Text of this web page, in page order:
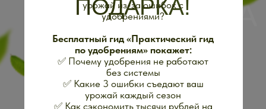
ДАЧНИКОВ,
которая помогает держать
понимать, что делать и когда
✅ Почему удобрения не работают
без системы
✅ Какие 3 ошибки съедают ваш
✅ Как сэкономить тысячи рублей на
ненужных препаратах
Это не просто советы, а
проверенная система.Забирайте
сейчас и применяйте уже в этом
сезоне.